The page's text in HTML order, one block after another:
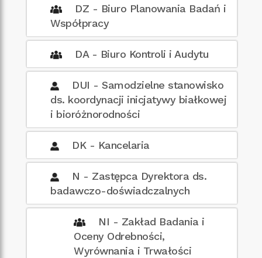
DZ - Biuro Planowania Badań i
Współpracy
DA - Biuro Kontroli i Audytu
DUI - Samodzielne stanowisko
ds. koordynacji inicjatywy białkowej
i bioróżnorodności
DK - Kancelaria
N - Zastępca Dyrektora ds.
badawczo-doświadczalnych
NI - Zakład Badania i
Oceny Odrebności,
Wyrównania i Trwałości